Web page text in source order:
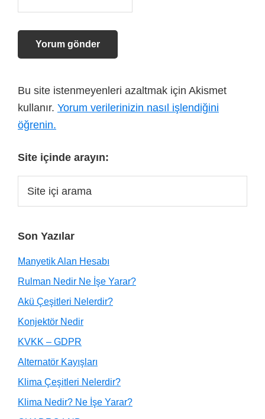
Bu site istenmeyenleri azaltmak için Akismet
kullanır. Yorum verilerinizin nasıl işlendiğini
öğrenin.
Site içinde arayın:
Son Yazılar
Manyetik Alan Hesabı
Rulman Nedir Ne İşe Yarar?
Akü Çeşitleri Nelerdir?
Konjektör Nedir
KVKK – GDPR
Alternatör Kayışları
Klima Çeşitleri Nelerdir?
Klima Nedir? Ne İşe Yarar?